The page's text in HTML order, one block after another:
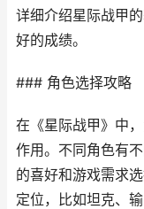
详细介绍星际战甲
好的成绩。
### 角色选择攻略
在《星际战甲》中
作用。不同角色有
的喜好和游戏需求
定位，比如坦克、